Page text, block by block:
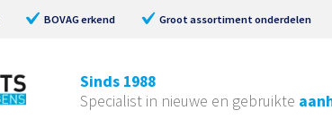
BOVAG erkend Groot assortiment onderdelen
Sinds 1988
Specialist in nieuwe en gebruikte